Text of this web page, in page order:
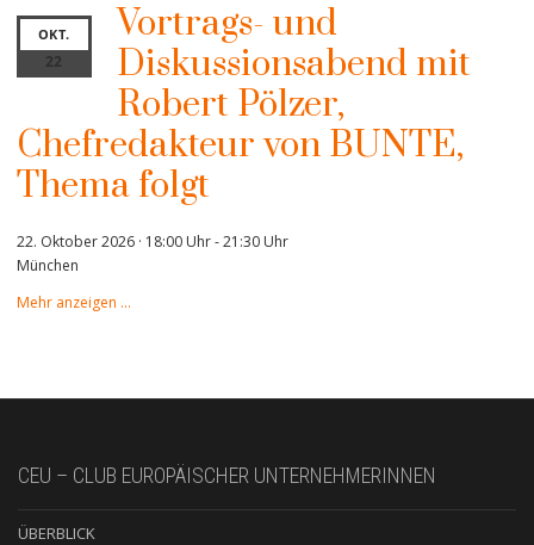
OKT.
22
Vortrags- und
Diskussionsabend mit
Robert Pölzer,
Chefredakteur von BUNTE,
Thema folgt
22. Oktober 2026 · 18:00 Uhr-21:30 Uhr
München
Mehr anzeigen …
CEU – CLUB EUROPÄISCHER UNTERNEHMERINNEN
ÜBERBLICK